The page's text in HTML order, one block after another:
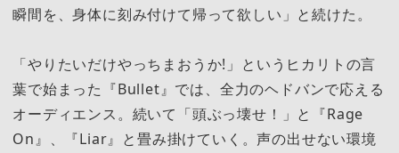
瞬間を、身体に刻み付けて帰って欲しい」と続けた。
「やりたいだけやっちまおうか!」というヒカリトの言
葉で始まった『Bullet』では、全力のヘドバンで応える
オーディエンス。続いて「頭ぶっ壊せ！」と『Rage
On』、『Liar』と畳み掛けていく。声の出せない環境